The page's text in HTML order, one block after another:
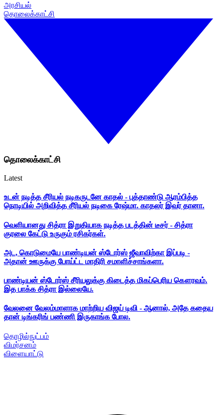
அரசியல்
தொலைக்காட்சி
தொலைக்காட்சி
Latest
உடன் நடித்த சீரியல் நடிகருடனே காதல் - புத்தாண்டு ஆரம்பித்த
நொடியில் அறிவித்த சீரியல் நடிகை ரேஷ்மா. காதலர் இவர் தானா.
வெளியானது சித்ரா இறுதியாக நடித்த படத்தின் டீசர் - சித்ரா
குரலை கேட்டு உருகும் ரசிகர்கள்.
அட, கொடுமையே பாண்டியன் ஸ்டோர்ஸ் ஜீவாவிற்கா இப்படி -
அதான் ஊருக்கு போய்ட்ட மாதிரி சமாளிச்சாங்களா.
பாண்டியன் ஸ்டோர்ஸ் சீரியலுக்கு கிடைத்த மிகப்பெரிய கௌரவம்.
இத பாக்க சித்ரா இல்லையே.
வேலனை வேலம்மாளாக மாற்றிய விஜய் டிவி - ஆனால், அதே கதைய
தான் டிங்கரிங் பண்ணி இருகாங்க போல.
தொழில்நுட்பம்
விமர்சனம்
விளையாட்டு